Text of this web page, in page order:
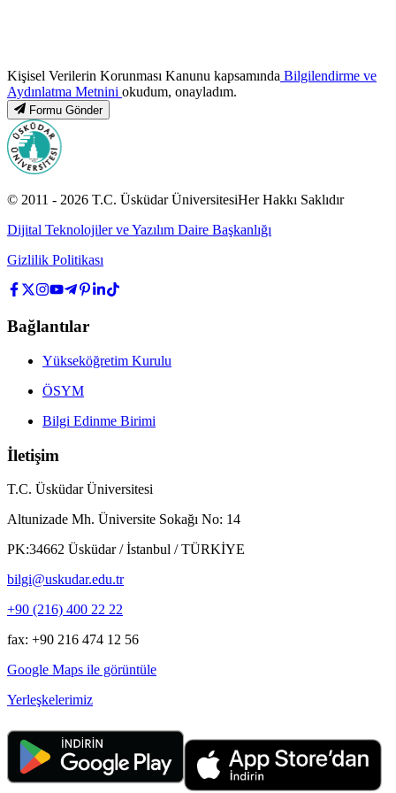
Kişisel Verilerin Korunması Kanunu kapsamında Bilgilendirme ve
Aydınlatma Metnini okudum, onayladım.
Formu Gönder
© 2011 - 2026 T.C. Üsküdar ÜniversitesiHer Hakkı Saklıdır
Dijital Teknolojiler ve Yazılım Daire Başkanlığı
Gizlilik Politikası
Bağlantılar
Yükseköğretim Kurulu
ÖSYM
Bilgi Edinme Birimi
İletişim
T.C. Üsküdar Üniversitesi
Altunizade Mh. Üniversite Sokağı No: 14
PK:34662 Üsküdar / İstanbul / TÜRKİYE
bilgi@uskudar.edu.tr
+90 (216) 400 22 22
fax: +90 216 474 12 56
Google Maps ile görüntüle
Yerleşkelerimiz